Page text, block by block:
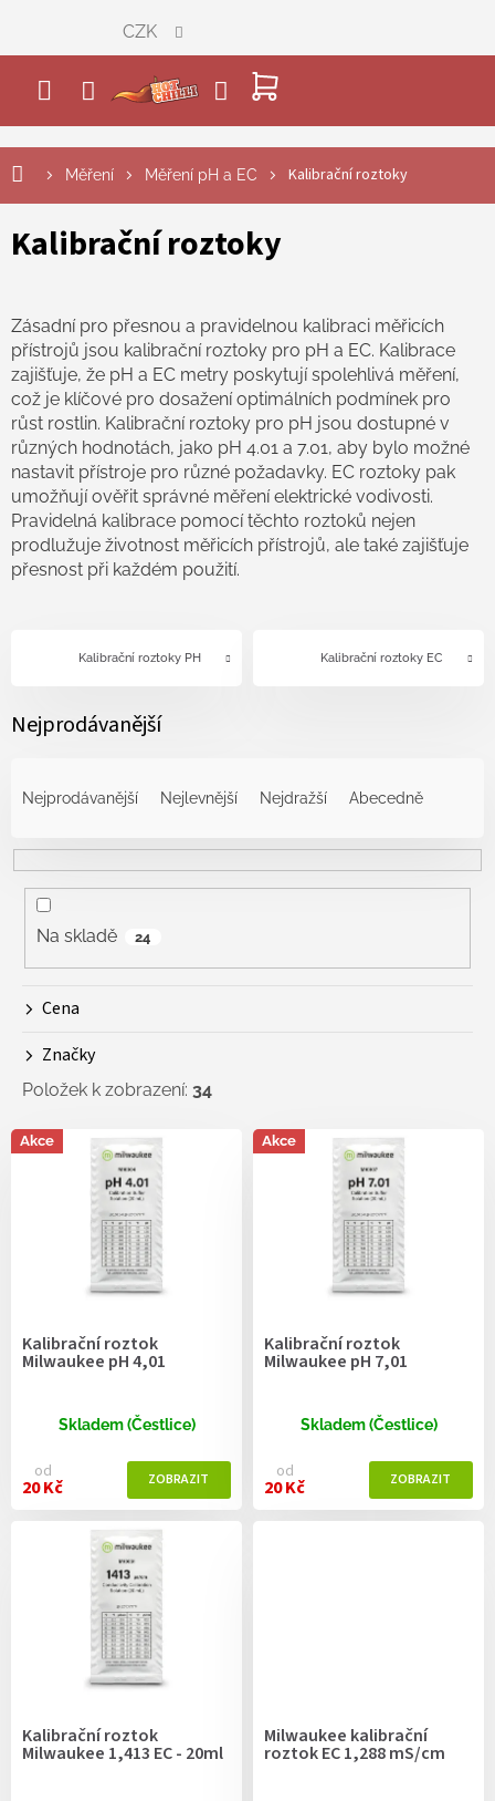
obsah
NÁKUPNÍ
KOŠÍK
CZK
Měření Měření pH a EC Kalibrační roztoky
Kalibrační roztoky
Zásadní pro přesnou a pravidelnou kalibraci měřicích
přístrojů jsou kalibrační roztoky pro pH a EC. Kalibrace
zajišťuje, že pH a EC metry poskytují spolehlivá měření,
což je klíčové pro dosažení optimálních podmínek pro
růst rostlin. Kalibrační roztoky pro pH jsou dostupné v
různých hodnotách, jako pH 4.01 a 7.01, aby bylo možné
nastavit přístroje pro různé požadavky. EC roztoky pak
umožňují ověřit správné měření elektrické vodivosti.
Pravidelná kalibrace pomocí těchto roztoků nejen
prodlužuje životnost měřicích přístrojů, ale také zajišťuje
přesnost při každém použití.
Kalibrační roztoky PH Kalibrační roztoky EC
Nejprodávanější
e
n
Nejprodávanější Nejlevnější Nejdražší Abecedně
Na skladě 24
Cena
Značky
Položek k zobrazení: 34
V
ý
Akce
Kalibrační roztok
Milwaukee pH 4,01
Skladem (Čestlice)
od
20 Kč
Akce
Kalibrační roztok
Milwaukee pH 7,01
Skladem (Čestlice)
od
20 Kč
Kalibrační roztok
Milwaukee 1,413 EC - 20ml
Milwaukee kalibrační
roztok EC 1,288 mS/cm